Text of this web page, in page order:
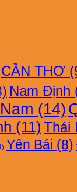
CẦN THƠ
Nam Định
(14)
(11) Thái
Yên Bái (8)